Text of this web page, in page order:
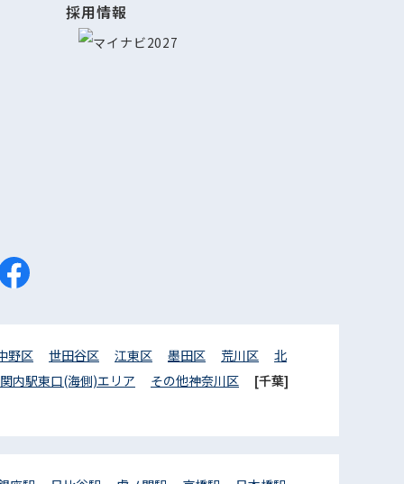
採用情報
野区 世田谷区 江東区 墨田区 荒川区
北
関内駅東口(海側)エリア その他神奈川区
[千葉]